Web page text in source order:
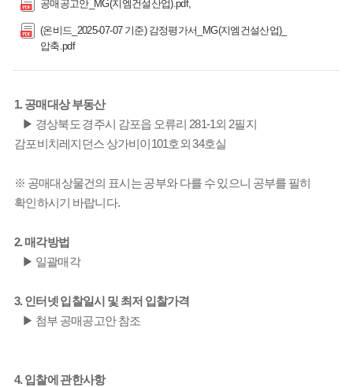
공매공고안_MG(지엠건설산업).pdf
(온비드_2025-07-07 기준) 감정평가서_MG(지엠건설산업)_
압축.pdf
1. 공매대상 부동산
▶ 경상북도 경주시 감포읍 오류리 281-1외 2필지
감포비치레지던스 상가비이101호외 34호실
※ 공매대상물건의 표시는 공부와 다를 수 있으니 공부를 필히
확인하시기 바랍니다.
2. 매각방법
▶ 일괄매각
3. 인터넷 입찰일시 및 최저 입찰가격
▶ 첨부 공매공고안 참조
4. 입찰에 관한사항